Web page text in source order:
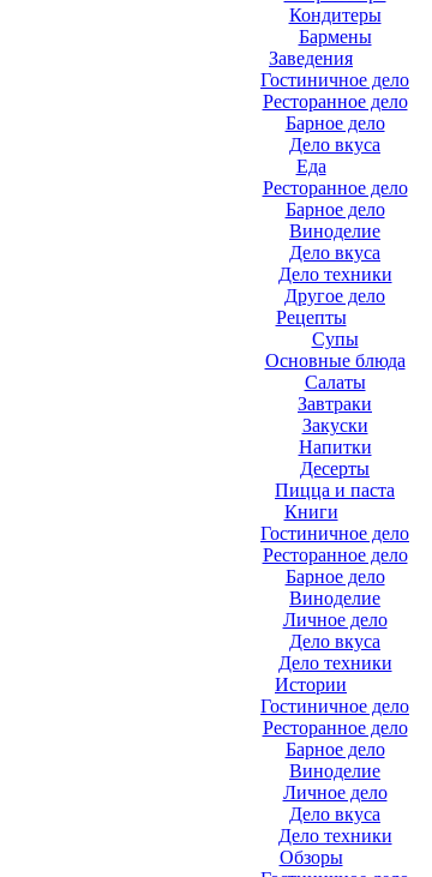
Кондитеры
Бармены
Заведения
Гостиничное дело
Ресторанное дело
Барное дело
Дело вкуса
Еда
Ресторанное дело
Барное дело
Виноделие
Дело вкуса
Дело техники
Другое дело
Рецепты
Супы
Основные блюда
Салаты
Завтраки
Закуски
Напитки
Десерты
Пицца и паста
Книги
Гостиничное дело
Ресторанное дело
Барное дело
Виноделие
Личное дело
Дело вкуса
Дело техники
Истории
Гостиничное дело
Ресторанное дело
Барное дело
Виноделие
Личное дело
Дело вкуса
Дело техники
Обзоры